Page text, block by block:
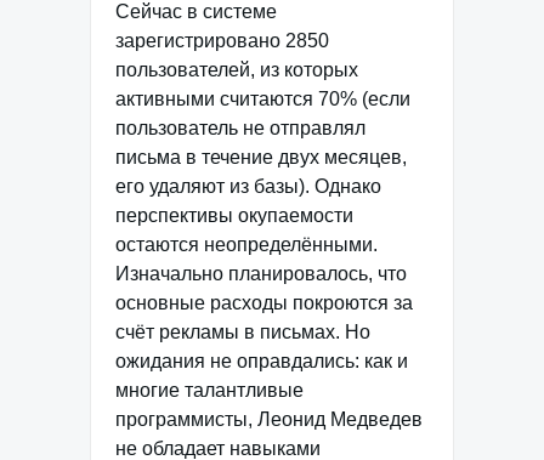
Сейчас в системе
зарегистрировано 2850
пользователей, из которых
активными считаются 70% (если
пользователь не отправлял
письма в течение двух месяцев,
его удаляют из базы). Однако
перспективы окупаемости
остаются неопределёнными.
Изначально планировалось, что
основные расходы покроются за
счёт рекламы в письмах. Но
ожидания не оправдались: как и
многие талантливые
программисты, Леонид Медведев
не обладает навыками